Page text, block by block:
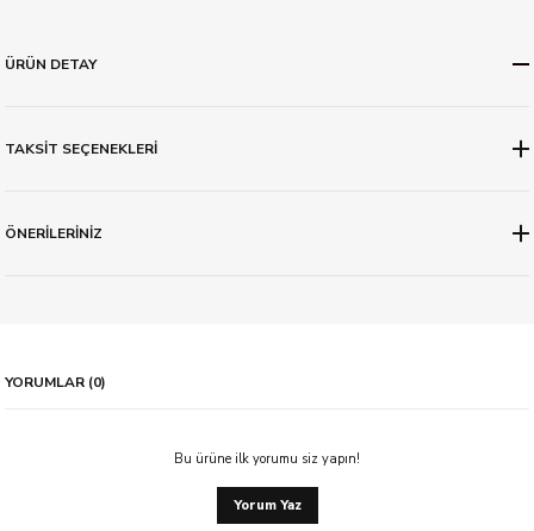
ÜRÜN DETAY
TAKSİT SEÇENEKLERİ
ÖNERİLERİNİZ
YORUMLAR (0)
Bu ürüne ilk yorumu siz yapın!
Yorum Yaz